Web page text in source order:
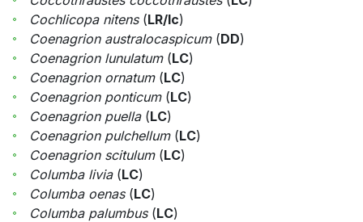
Cochlicopa nitens(LR/lc)
Coenagrion australocaspicum(DD)
Coenagrion lunulatum(LC)
Coenagrion ornatum(LC)
Coenagrion ponticum(LC)
Coenagrion puella(LC)
Coenagrion pulchellum(LC)
Coenagrion scitulum(LC)
Columba livia(LC)
Columba oenas(LC)
Columba palumbus(LC)